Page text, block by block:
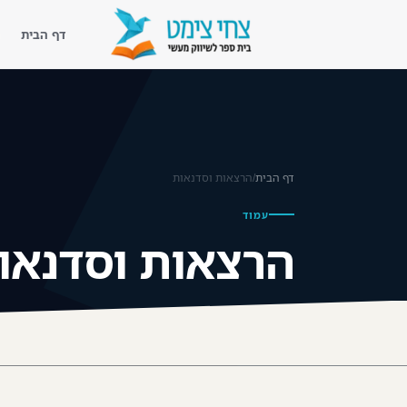
דף הבית
דף הבית/הרצאות וסדנאות
עמוד
הרצאות